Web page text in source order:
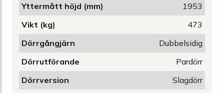
Yttermått höjd (mm)
1953
Vikt (kg)
473
Dörrgångjärn
Dubbelsidig
Dörrutförande
Pardörr
Dörrversion
Slagdörr